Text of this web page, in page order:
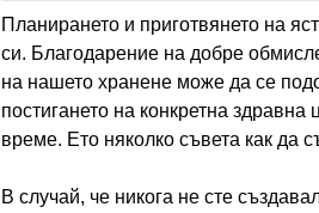
Планирането и приготвянето на
си. Благодарение на добре
на нашето хранене може да се
постигането на конкретна
време. Ето няколко съвета как да
В случай, че никога не сте